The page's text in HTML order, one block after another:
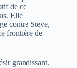
de ce
Elle
contre Steve,
frontière de
grandissant.